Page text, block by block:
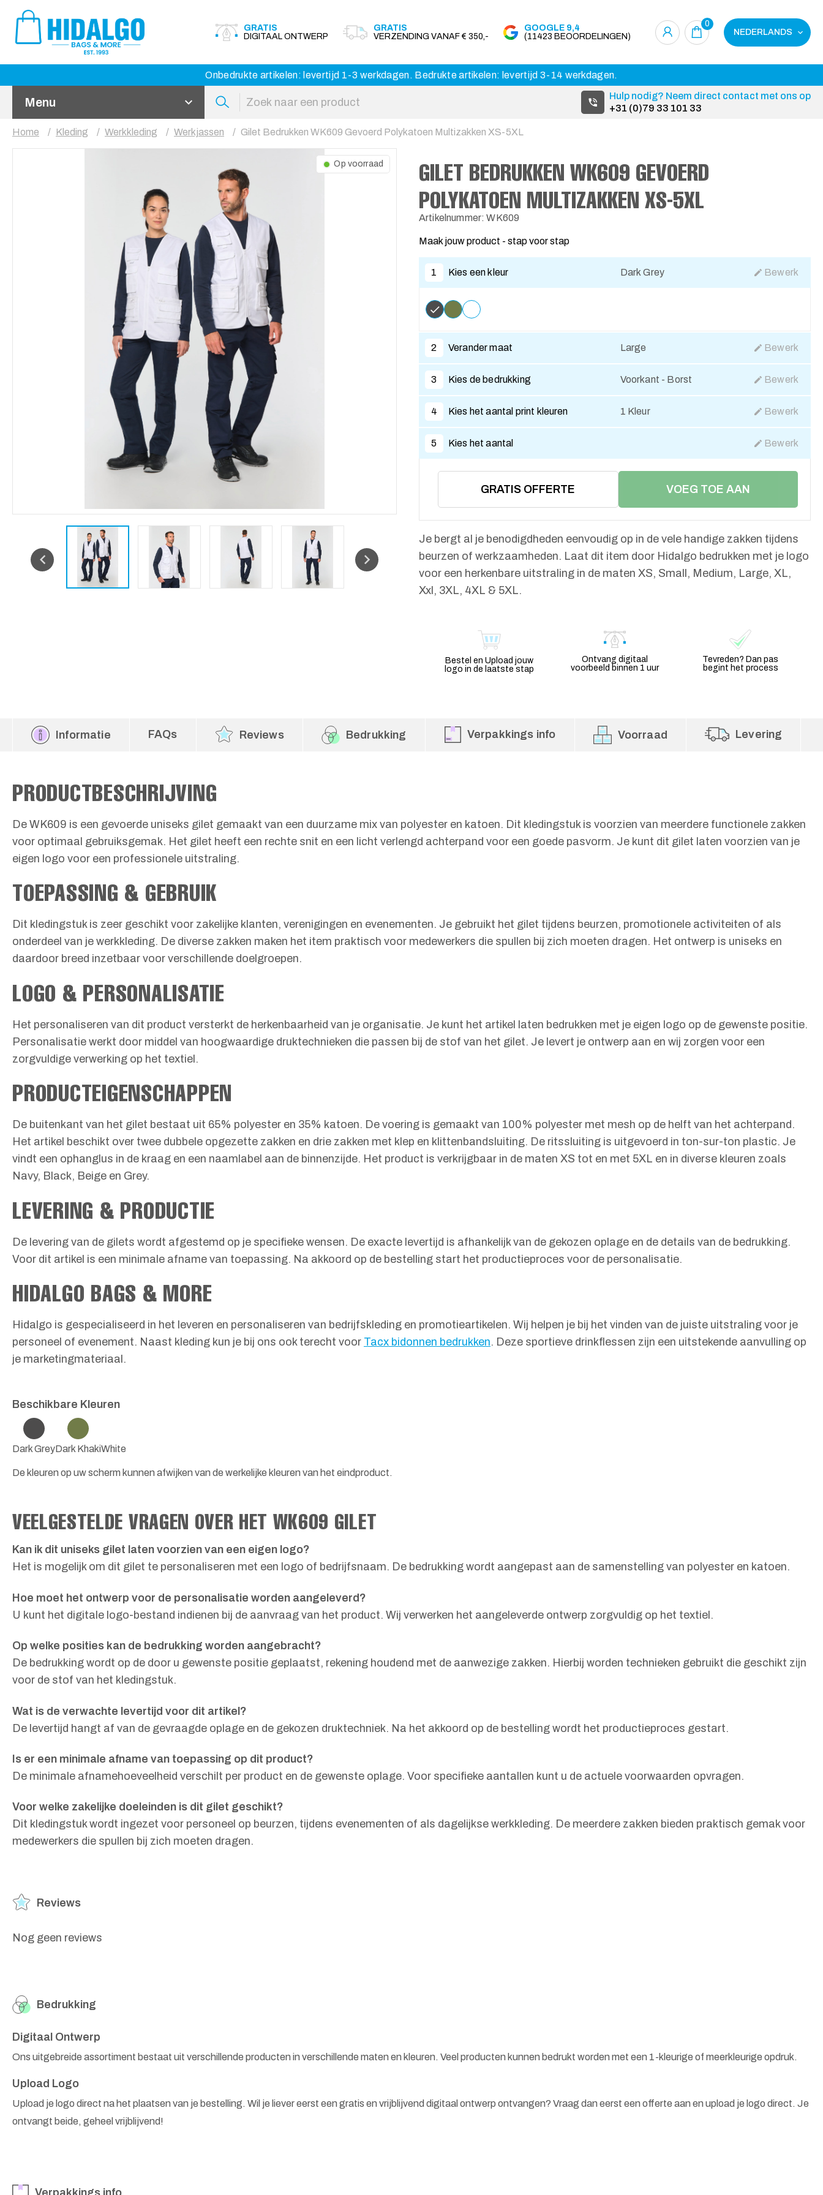
GRATIS
DIGITAAL ONTWERP
GRATIS
VERZENDING VANAF € 350,-
GOOGLE 9,4
(11423 BEOORDELINGEN)
0
NEDERLANDS
Onbedrukte artikelen: levertijd 1-3 werkdagen. Bedrukte artikelen: levertijd 3-14 werkdagen.
Menu
Hulp nodig? Neem direct contact met ons op
+31 (0)79 33 101 33
Home Kleding Werkkleding Werkjassen Gilet Bedrukken WK609 Gevoerd Polykatoen Multizakken XS-5XL
Op voorraad
GILET BEDRUKKEN WK609 GEVOERD
POLYKATOEN MULTIZAKKEN XS-5XL
Artikelnummer: WK609
Maak jouw product - stap voor stap
1 Kies een kleur Dark Grey Bewerk
2 Verander maat Large Bewerk
3 Kies de bedrukking Voorkant - Borst Bewerk
4 Kies het aantal print kleuren 1 Kleur Bewerk
5 Kies het aantal Bewerk
GRATIS OFFERTE VOEG TOE AAN
Je bergt al je benodigdheden eenvoudig op in de vele handige zakken tijdens
beurzen of werkzaamheden. Laat dit item door Hidalgo bedrukken met je logo
voor een herkenbare uitstraling in de maten XS, Small, Medium, Large, XL,
Xxl, 3XL, 4XL & 5XL.
Bestel en Upload jouw
logo in de laatste stap
Ontvang digitaal
voorbeeld binnen 1 uur
Tevreden? Dan pas
begint het process
Informatie FAQs Reviews Bedrukking Verpakkings info Voorraad Levering
PRODUCTBESCHRIJVING
De WK609 is een gevoerde uniseks gilet gemaakt van een duurzame mix van polyester en katoen. Dit kledingstuk is voorzien van meerdere functionele zakken
voor optimaal gebruiksgemak. Het gilet heeft een rechte snit en een licht verlengd achterpand voor een goede pasvorm. Je kunt dit gilet laten voorzien van je
eigen logo voor een professionele uitstraling.
TOEPASSING & GEBRUIK
Dit kledingstuk is zeer geschikt voor zakelijke klanten, verenigingen en evenementen. Je gebruikt het gilet tijdens beurzen, promotionele activiteiten of als
onderdeel van je werkkleding. De diverse zakken maken het item praktisch voor medewerkers die spullen bij zich moeten dragen. Het ontwerp is uniseks en
daardoor breed inzetbaar voor verschillende doelgroepen.
LOGO & PERSONALISATIE
Het personaliseren van dit product versterkt de herkenbaarheid van je organisatie. Je kunt het artikel laten bedrukken met je eigen logo op de gewenste positie.
Personalisatie werkt door middel van hoogwaardige druktechnieken die passen bij de stof van het gilet. Je levert je ontwerp aan en wij zorgen voor een
zorgvuldige verwerking op het textiel.
PRODUCTEIGENSCHAPPEN
De buitenkant van het gilet bestaat uit 65% polyester en 35% katoen. De voering is gemaakt van 100% polyester met mesh op de helft van het achterpand.
Het artikel beschikt over twee dubbele opgezette zakken en drie zakken met klep en klittenbandsluiting. De ritssluiting is uitgevoerd in ton-sur-ton plastic. Je
vindt een ophanglus in de kraag en een naamlabel aan de binnenzijde. Het product is verkrijgbaar in de maten XS tot en met 5XL en in diverse kleuren zoals
Navy, Black, Beige en Grey.
LEVERING & PRODUCTIE
De levering van de gilets wordt afgestemd op je specifieke wensen. De exacte levertijd is afhankelijk van de gekozen oplage en de details van de bedrukking.
Voor dit artikel is een minimale afname van toepassing. Na akkoord op de bestelling start het productieproces voor de personalisatie.
HIDALGO BAGS & MORE
Hidalgo is gespecialiseerd in het leveren en personaliseren van bedrijfskleding en promotieartikelen. Wij helpen je bij het vinden van de juiste uitstraling voor je
personeel of evenement. Naast kleding kun je bij ons ook terecht voor Tacx bidonnen bedrukken. Deze sportieve drinkflessen zijn een uitstekende aanvulling op
je marketingmateriaal.
Beschikbare Kleuren
Dark GreyDark KhakiWhite
De kleuren op uw scherm kunnen afwijken van de werkelijke kleuren van het eindproduct.
VEELGESTELDE VRAGEN OVER HET WK609 GILET
Kan ik dit uniseks gilet laten voorzien van een eigen logo?
Het is mogelijk om dit gilet te personaliseren met een logo of bedrijfsnaam. De bedrukking wordt aangepast aan de samenstelling van polyester en katoen.
Hoe moet het ontwerp voor de personalisatie worden aangeleverd?
U kunt het digitale logo-bestand indienen bij de aanvraag van het product. Wij verwerken het aangeleverde ontwerp zorgvuldig op het textiel.
Op welke posities kan de bedrukking worden aangebracht?
De bedrukking wordt op de door u gewenste positie geplaatst, rekening houdend met de aanwezige zakken. Hierbij worden technieken gebruikt die geschikt zijn
voor de stof van het kledingstuk.
Wat is de verwachte levertijd voor dit artikel?
De levertijd hangt af van de gevraagde oplage en de gekozen druktechniek. Na het akkoord op de bestelling wordt het productieproces gestart.
Is er een minimale afname van toepassing op dit product?
De minimale afnamehoeveelheid verschilt per product en de gewenste oplage. Voor specifieke aantallen kunt u de actuele voorwaarden opvragen.
Voor welke zakelijke doeleinden is dit gilet geschikt?
Dit kledingstuk wordt ingezet voor personeel op beurzen, tijdens evenementen of als dagelijkse werkkleding. De meerdere zakken bieden praktisch gemak voor
medewerkers die spullen bij zich moeten dragen.
Reviews
Nog geen reviews
Bedrukking
Digitaal Ontwerp
Ons uitgebreide assortiment bestaat uit verschillende producten in verschillende maten en kleuren. Veel producten kunnen bedrukt worden met een 1-kleurige of meerkleurige opdruk.
Upload Logo
Upload je logo direct na het plaatsen van je bestelling. Wil je liever eerst een gratis en vrijblijvend digitaal ontwerp ontvangen? Vraag dan eerst een offerte aan en upload je logo direct. Je
ontvangt beide, geheel vrijblijvend!